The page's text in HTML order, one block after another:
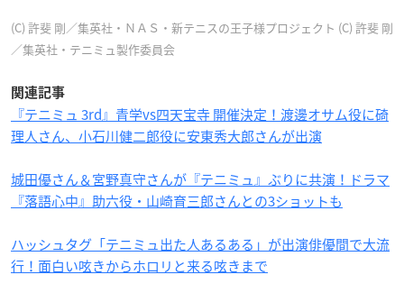
(C) 許斐 剛／集英社・ＮＡＳ・新テニスの王子様プロジェクト (C) 許斐 剛
／集英社・テニミュ製作委員会
関連記事
『テニミュ 3rd』青学vs四天宝寺 開催決定！渡邊オサム役に碕
理人さん、小石川健二郎役に安東秀大郎さんが出演
城田優さん＆宮野真守さんが『テニミュ』ぶりに共演！ドラマ
『落語心中』助六役・山崎育三郎さんとの3ショットも
ハッシュタグ「テニミュ出た人あるある」が出演俳優間で大流
行！面白い呟きからホロリと来る呟きまで